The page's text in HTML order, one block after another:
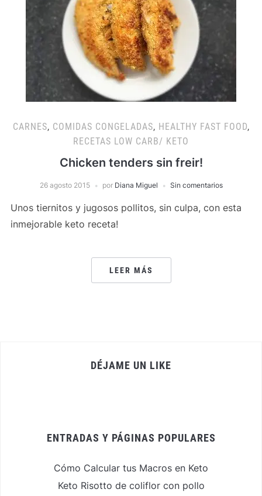
CARNES, COMIDAS CONGELADAS, HEALTHY FAST FOOD,
RECETAS LOW CARB/ KETO
Chicken tenders sin freir!
26 agosto 2015 por Diana Miguel Sin comentarios
Unos tiernitos y jugosos pollitos, sin culpa, con esta
inmejorable keto receta!
LEER MÁS
DÉJAME UN LIKE
ENTRADAS Y PÁGINAS POPULARES
Cómo Calcular tus Macros en Keto
Keto Risotto de coliflor con pollo